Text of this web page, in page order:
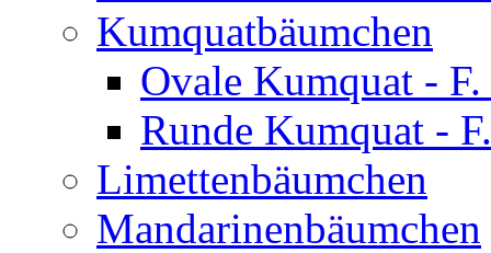
Kumquatbäumchen
Ovale Kumquat -
Runde Kumquat -
Limettenbäumchen
Mandarinenbäumchen